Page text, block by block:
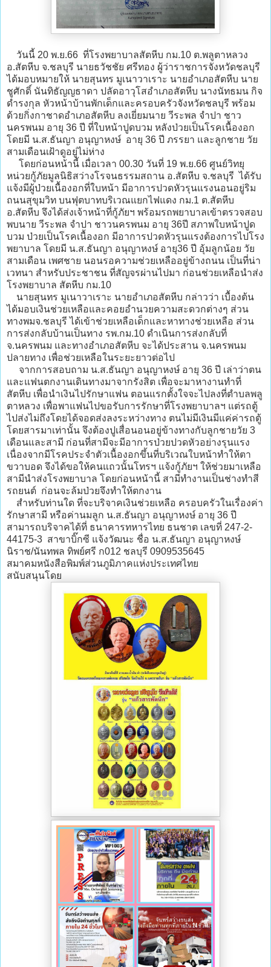
วันนี้ 20 พ.ย.66 ที่โรงพยาบาลสัตหีบ กม.10 ต.พลูตาหลวง
อ.สัตหีบ จ.ชลบุรี นายธวัชชัย ศรีทอง ผู้ว่าราชการจังหวัดชลบุรี
ได้มอบหมายให้ นายสุนทร มูเนาวาเราะ นายอำเภอสัตหีบ นาย
ชูศักดิ์ นันทิธัญญธาดา ปลัดอาวุโสอำเภอสัตหีบ นางนัทธมน กิจ
ดำรงกุล หัวหน้าบ้านพักเด็กและครอบครัวจังหวัดชลบุรี พร้อม
ด้วยกิ่งกาชาดอำเภอสัตหีบ ลงเยี่ยมนาย วีระพล จำปา ชาว
นครพนม อายุ 36 ปี ที่ใบหน้าปูดบวม หลังป่วยเป็นโรคเนื้องอก
โดยมี น.ส.ธันญา อนุญาหงษ์ อายุ 36 ปี ภรรยา และลูกชาย วัย
สามเดือนเฝ้าดูอยู่ไม่ห่าง
โดยก่อนหน้านี้ เมื่อเวลา 00.30 วันที่ 19 พ.ย.66 ศูนย์วิทยุ
หน่วยกู้ภัยมูลนิธิสว่างโรจนธรรมสถาน อ.สัตหีบ จ.ชลบุรี ได้รับ
แจ้งมีผู้ป่วยเนื้องอกที่ใบหน้า มีอาการปวดหัวรุนแรงนอนอยู่ริม
ถนนสุขุมวิท บนฟุตบาทบริเวณแยกไฟแดง กม.1 ต.สัตหีบ
อ.สัตหีบ จึงได้ส่งเจ้าหน้าที่กู้ภัยฯ พร้อมรถพยาบาลเข้าตรวจสอบ
พบนาย วีระพล จำปา ชาวนครพนม อายุ 36ปี สภาพใบหน้าปูด
บวม ป่วยเป็นโรคเนื้องอก มีอาการปวดหัวรุนแรงต้องการไปโรง
พยาบาล โดยมี น.ส.ธันญา อนุญาหงษ์ อายุ36 ปี อุ้มลูกน้อย วัย
สามเดือน เพศชาย นอนรอความช่วยเหลืออยู่ข้างถนน เป็นที่น่า
เวทนา สำหรับประชาชน ที่สัญจรผ่านไปมา ก่อนช่วยเหลือนำส่ง
โรงพยาบาล สัตหีบ กม.10
นายสุนทร มูเนาวาเราะ นายอำเภอสัตหีบ กล่าวว่า เบื้องต้น
ได้มอบเงินช่วยเหลือและคอยอำนวยความสะดวกต่างๆ ส่วน
ทางพมจ.ชลบุรี ได้เข้าช่วยเหลือเด็กและหาทางช่วยเหลือ ส่วน
การส่งกลับบ้านเป็นทาง รพ.กม.10 ดำเนินการส่งกลับที่
จ.นครพนม และทางอำเภอสัตหีบ จะได้ประสาน จ.นครพนม
ปลายทาง เพื่อช่วยเหลือในระยะยาวต่อไป
จากการสอบถาม น.ส.ธันญา อนุญาหงษ์ อายุ 36 ปี เล่าว่าตน
และแฟนตกงานเดินทางมาจากรังสิต เพื่อจะมาหางานทำที่
สัตหีบ เพื่อนำเงินไปรักษาแฟน ตอนแรกตั้งใจจะไปลงที่ตำบลพลู
ตาหลวง เพื่อพาแฟนไปขอรับการรักษาที่โรงพยาบาลฯ แต่รถตู้
ไปส่งไม่ถึงโดยได้จอดส่งลงระหว่างทาง ตนไม่มีเงินมีแค่ค่ารถตู้
โดยสารมาเท่านั้น จึงต้องปูเสื่อนอนอยู่ข้างทางกับลูกชายวัย 3
เดือนและสามี ก่อนที่สามีจะมีอาการป่วยปวดหัวอย่างรุนแรง
เนื่องจากมีโรคประจำตัวเนื้องอกขึ้นที่บริเวณใบหน้าทำให้ตา
ขวาบอด จึงได้ขอให้คนแถวนั้นโทรฯ แจ้งกู้ภัยฯ ให้ช่วยมาเหลือ
สามีนำส่งโรงพยาบาล โดยก่อนหน้านี้ สามีทำงานเป็นช่างทำสี
รถยนต์ ก่อนจะล้มป่วยจึงทำให้ตกงาน
สำหรับท่านใด ที่จะบริจาคเงินช่วยเหลือ ครอบครัวในเรื่องค่า
รักษาสามี หรือค่านมลูก น.ส.ธันญา อนุญาหงษ์ อายุ 36 ปี
สามารถบริจาคได้ที่ ธนาคารทหารไทย ธนชาต เลขที่ 247-2-
44175-3 สาขาบิ๊กซี แจ้งวัฒนะ ชื่อ น.ส.ธันญา อนุญาหงษ์
นิราช/นันทพล ทิพย์ศรี ก012 ชลบุรี 0909535645
สมาคมหนังสือพิมพ์ส่วนภูมิภาคแห่งประเทศไทย
สนับสนุนโดย